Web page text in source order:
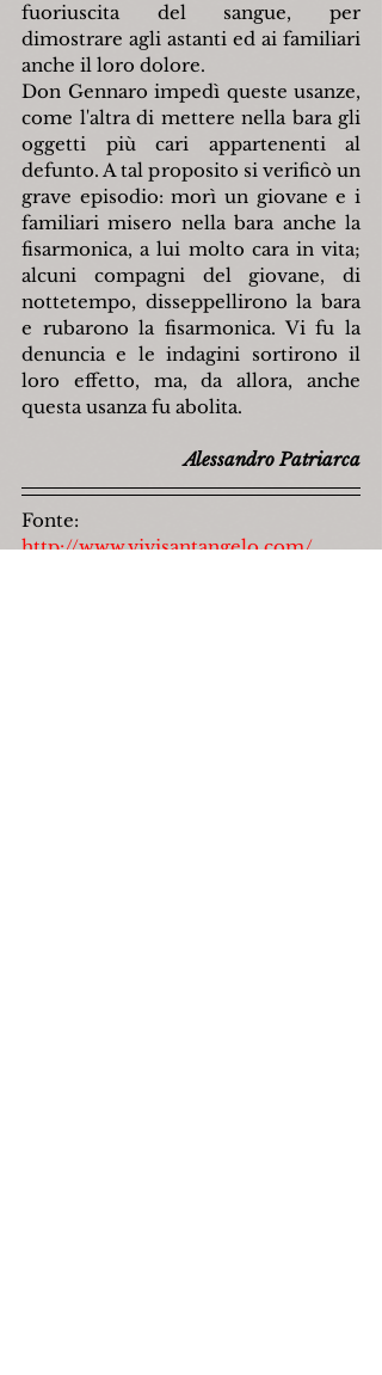
fuoriuscita del sangue, per
dimostrare agli astanti ed ai familiari
anche il loro dolore.
Don Gennaro impedì queste usanze,
come l'altra di mettere nella bara gli
oggetti più cari appartenenti al
defunto. A tal proposito si verificò un
grave episodio: morì un giovane e i
familiari misero nella bara anche la
fisarmonica, a lui molto cara in vita;
alcuni compagni del giovane, di
nottetempo, disseppellirono la bara
e rubarono la fisarmonica. Vi fu la
denuncia e le indagini sortirono il
loro effetto, ma, da allora, anche
questa usanza fu abolita.
Alessandro Patriarca
Fonte:
http://www.vivisantangelo.com/,